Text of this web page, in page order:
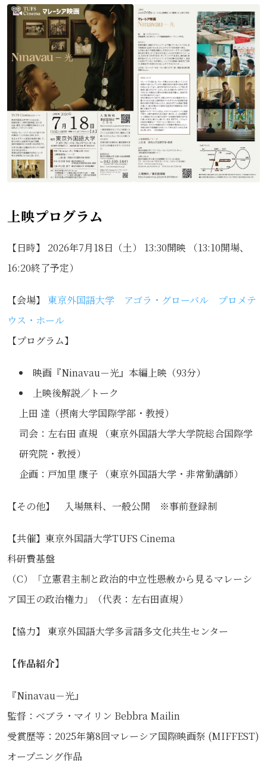
上映プログラム
【日時】 2026年7月18日（土） 13:30開映 （13:10開場、
16:20終了予定）
【会場】
東京外国語大学 アゴラ・グローバル プロメテ
ウス・ホール
【プログラム】
映画『Ninavau－光』本編上映（93分）
上映後解説／トーク
上田 達（摂南大学国際学部・教授）
司会：左右田 直規 （東京外国語大学大学院総合国際学
研究院・教授）
企画：戸加里 康子 （東京外国語大学・非常勤講師）
【その他】 入場無料、一般公開 ※事前登録制
【共催】東京外国語大学TUFS Cinema
科研費基盤
（C）「立憲君主制と政治的中立性――恩赦から見るマレーシ
ア国王の政治権力」（代表：左右田直規）
【協力】 東京外国語大学多言語多文化共生センター
【作品紹介】
『Ninavau－光』
監督：べブラ・マイリン Bebbra Mailin
受賞歴等：2025年第8回マレーシア国際映画祭 (MIFFEST)
オープニング作品